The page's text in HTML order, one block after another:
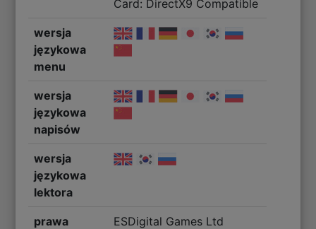
Card: DirectX9 Compatible
wersja
językowa
menu
wersja
językowa
napisów
wersja
językowa
lektora
prawa ESDigital Games Ltd